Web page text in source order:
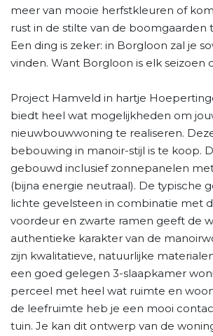
meer van mooie herfstkleuren of
rust in de stilte van de boomgaarden
Een ding is zeker: in Borgloon zal je
vinden. Want Borgloon is elk seizoen
Project Hamveld in hartje
biedt heel wat mogelijkheden om
nieuwbouwwoning te realiseren.
bebouwing in manoir-stijl is te koop.
gebouwd inclusief zonnepanelen
(bijna energie neutraal). De typische
lichte gevelsteen in combinatie met
voordeur en zwarte ramen geeft de
authentieke karakter van de
zijn kwalitatieve, natuurlijke
een goed gelegen 3-slaapkamer
perceel met heel wat ruimte en
de leefruimte heb je een mooi
tuin. Je kan dit ontwerp van de